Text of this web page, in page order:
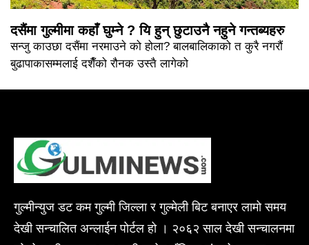
दसैंमा गुल्मीमा कहाँ घुम्ने ? यि हुन् छुटाउनै नहुने गन्तब्यहरु
सन्जु काउछा दसैंमा नरमाउने को होला? बालबालिकाको त कुरै नगरौं
बुढापाकासम्मलाई दशैँको रौनक उस्तै लागेको
गुल्मीन्युज डट कम गुल्मी जिल्ला र गुल्मेली बिट बनाएर लामो समय
देखी सन्चालित अन्लाईन पोर्टल हो । २०६२ साल देखी सन्चालनमा